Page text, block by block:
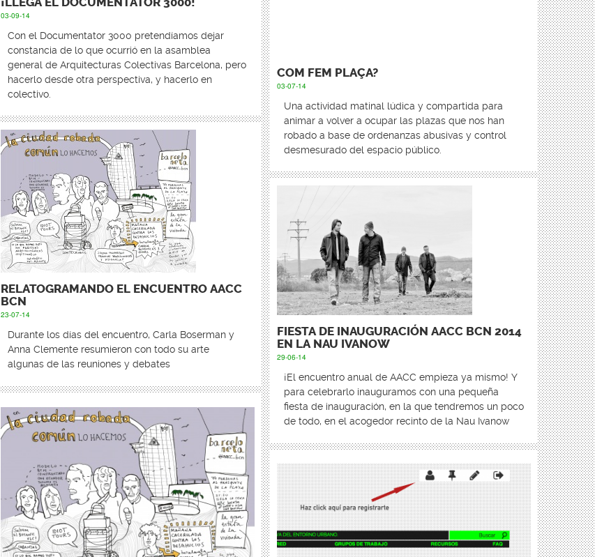
¡LLEGA EL DOCUMENTATOR 3000!
03-09-14
Con el Documentator 3000 pretendíamos dejar
constancia de lo que ocurrió en la asamblea
general de Arquitecturas Colectivas Barcelona, pero
hacerlo desde otra perspectiva, y hacerlo en
colectivo.
RELATOGRAMANDO EL ENCUENTRO AACC
BCN
23-07-14
Durante los días del encuentro, Carla Boserman y
Anna Clemente resumieron con todo su arte
algunas de las reuniones y debates
COM FEM PLAÇA?
03-07-14
Una actividad matinal lúdica y compartida para
animar a volver a ocupar las plazas que nos han
robado a base de ordenanzas abusivas y control
desmesurado del espacio público.
FIESTA DE INAUGURACIÓN AACC BCN 2014
EN LA NAU IVANOW
29-06-14
¡El encuentro anual de AACC empieza ya mismo! Y
para celebrarlo inauguramos con una pequeña
fiesta de inauguración, en la que tendremos un poco
de todo, en el acogedor recinto de la Nau Ivanow